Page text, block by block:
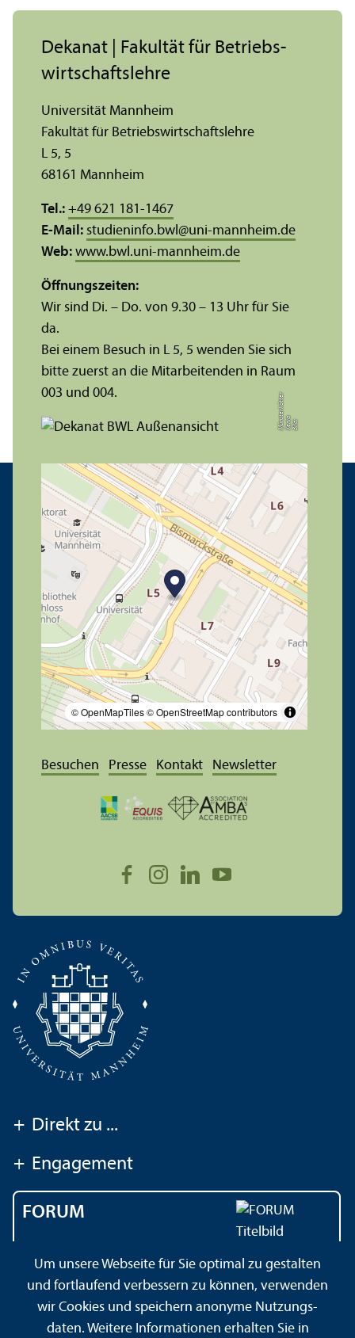
Bil
d:
X
e
ni
aM
ü
n
s
te
r
k
ö
t
t
e
r
© OpenMapTiles© OpenStreetMap contributors
Dekanat | Fakultät für Betriebs­
wirtschafts­lehre
Universität Mannheim
Fakultät für Betriebs­wirtschafts­lehre
L 5, 5
68161 Mannheim
Tel.: +49 621 181-1467
E-Mail: studieninfo.bwl @uni-mannheim.de
Web: www.bwl.uni-mannheim.de
Öffnungs­zeiten:
Wir sind Di. – Do. von 9.30 – 13 Uhr für Sie
da.
Bei einem Besuch in L 5, 5 wenden Sie sich
bitte zuerst an die Mitarbeitenden in Raum
003 und 004.
Besuchen Presse Kontakt Newsletter
+ Direkt zu ...
+ Engagement
FORUM
Universität Mannheim
Um unsere Webseite für Sie optimal zu gestalten
und fortlaufend verbessern zu können, verwenden
wir Cookies und speichern anonyme Nutzungs­
daten. Weitere Informationen erhalten Sie in